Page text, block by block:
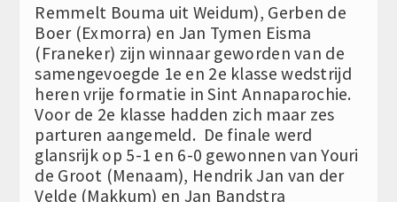
Remmelt Bouma uit Weidum), Gerben de
Boer (Exmorra) en Jan Tymen Eisma
(Franeker) zijn winnaar geworden van de
samengevoegde 1e en 2e klasse wedstrijd
heren vrije formatie in Sint Annaparochie.
Voor de 2e klasse hadden zich maar zes
parturen aangemeld. De finale werd
glansrijk op 5-1 en 6-0 gewonnen van Youri
de Groot (Menaam), Hendrik Jan van der
Velde (Makkum) en Jan Bandstra